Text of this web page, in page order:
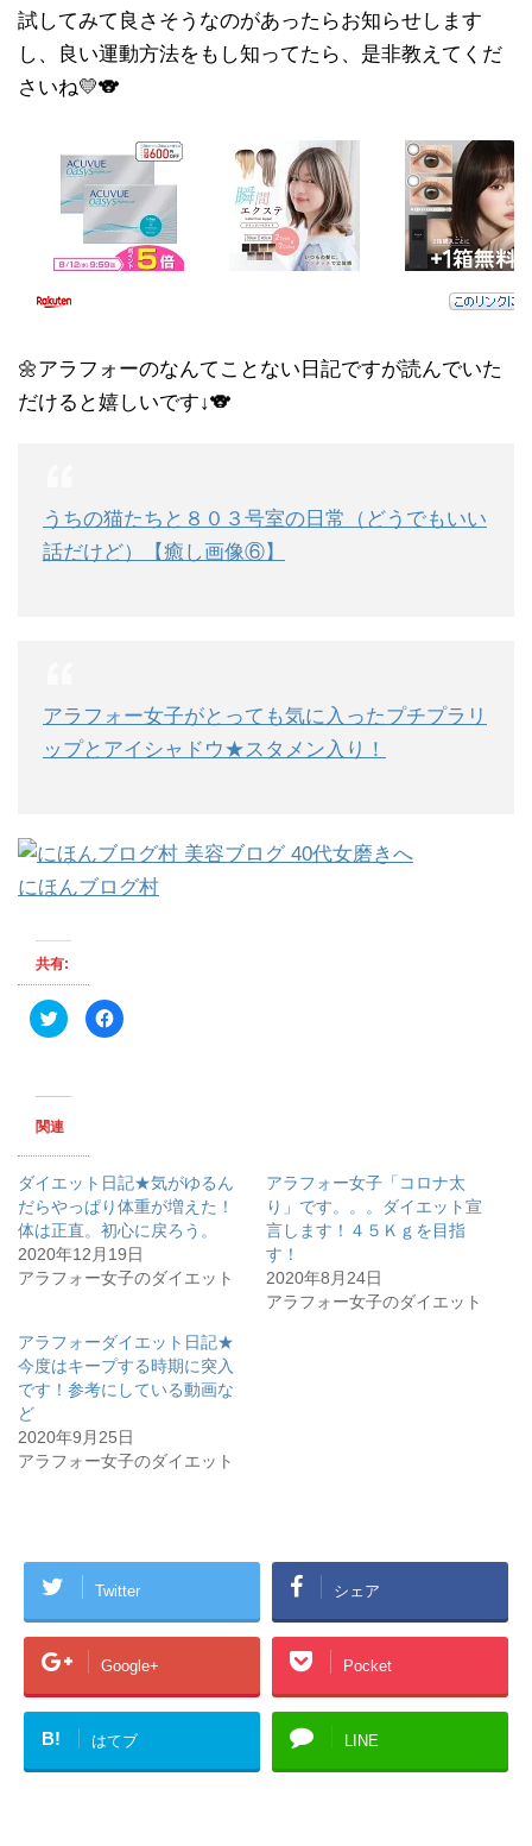
試してみて良さそうなのがあったらお知らせします
し、良い運動方法をもし知ってたら、是非教えてくだ
さいね💛🐨
🌼アラフォーのなんてことない日記ですが読んでいた
だけると嬉しいです↓🐨
うちの猫たちと８０３号室の日常（どうでもいい
話だけど）【癒し画像⑥】
アラフォー女子がとっても気に入ったプチプラリ
ップとアイシャドウ★スタメン入り！
にほんブログ村
共有:
ク
リ
T
i
t
r
で
共
有
(
新
し
い
ド
ウ
で
開
き
す
)
F
a
す
る
に
は
ク
リ
ッ
ク
し
さ
い
新
し
ウ
ィ
ン
ド
関連
ダイエット日記★気がゆるん
だらやっぱり体重が増えた！
体は正直。初心に戻ろう。
2020年12月19日
アラフォー女子のダイエット
アラフォー女子「コロナ太
り」です。。。ダイエット宣
言します！４５Ｋｇを目指
す！
2020年8月24日
アラフォー女子のダイエット
アラフォーダイエット日記★
今度はキープする時期に突入
です！参考にしている動画な
ど
2020年9月25日
アラフォー女子のダイエット
Twitter シェア
Google+ Pocket
B! はてブ LINE